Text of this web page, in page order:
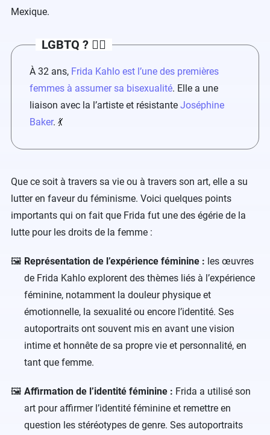
Mexique.
LGBTQ ? 🏳️‍🌈
À 32 ans, Frida Kahlo est l’une des premières
femmes à assumer sa bisexualité. Elle a une
liaison avec la l’artiste et résistante Joséphine
Baker. 💃
Que ce soit à travers sa vie ou à travers son art, elle a su
lutter en faveur du féminisme. Voici quelques points
importants qui on fait que Frida fut une des égérie de la
lutte pour les droits de la femme :
Représentation de l’expérience féminine : les œuvres
de Frida Kahlo explorent des thèmes liés à l’expérience
féminine, notamment la douleur physique et
émotionnelle, la sexualité ou encore l’identité. Ses
autoportraits ont souvent mis en avant une vision
intime et honnête de sa propre vie et personnalité, en
tant que femme.
Affirmation de l’identité féminine : Frida a utilisé son
art pour affirmer l’identité féminine et remettre en
question les stéréotypes de genre. Ses autoportraits